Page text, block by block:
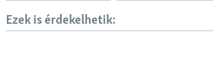
Ezek is érdekelhetik: